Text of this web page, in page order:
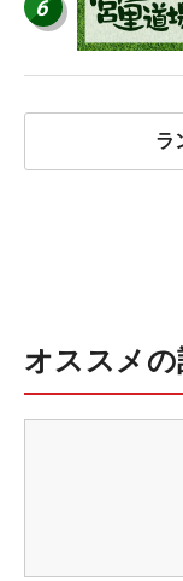
6
ラ
オススメ